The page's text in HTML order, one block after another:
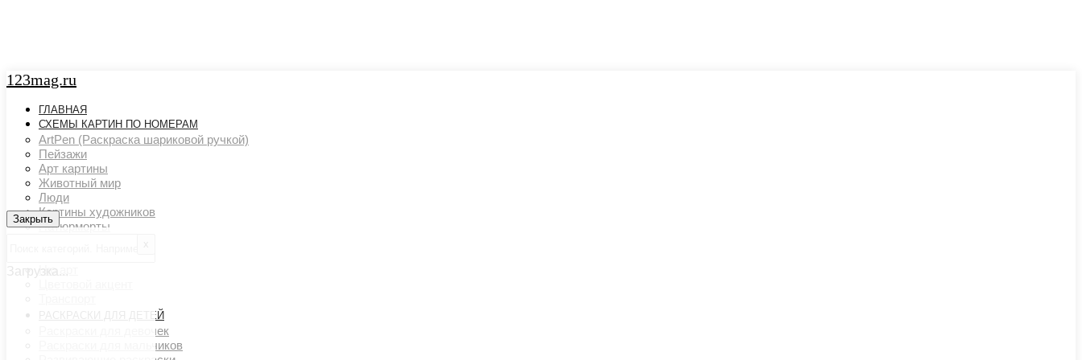
123mag.ru
ГЛАВНАЯ
СХЕМЫ КАРТИН ПО НОМЕРАМ
ArtPen (Раскраска шариковой ручкой)
Пейзажи
Арт картины
Животный мир
Люди
Картины художников
Натюрморты
Ню арт
РАСКРАСКИ ДЛЯ ДЕТЕЙ
Раскраски для девочек
Раскраски для мальчиков
Закрыть
Закрыть
Загрузка...